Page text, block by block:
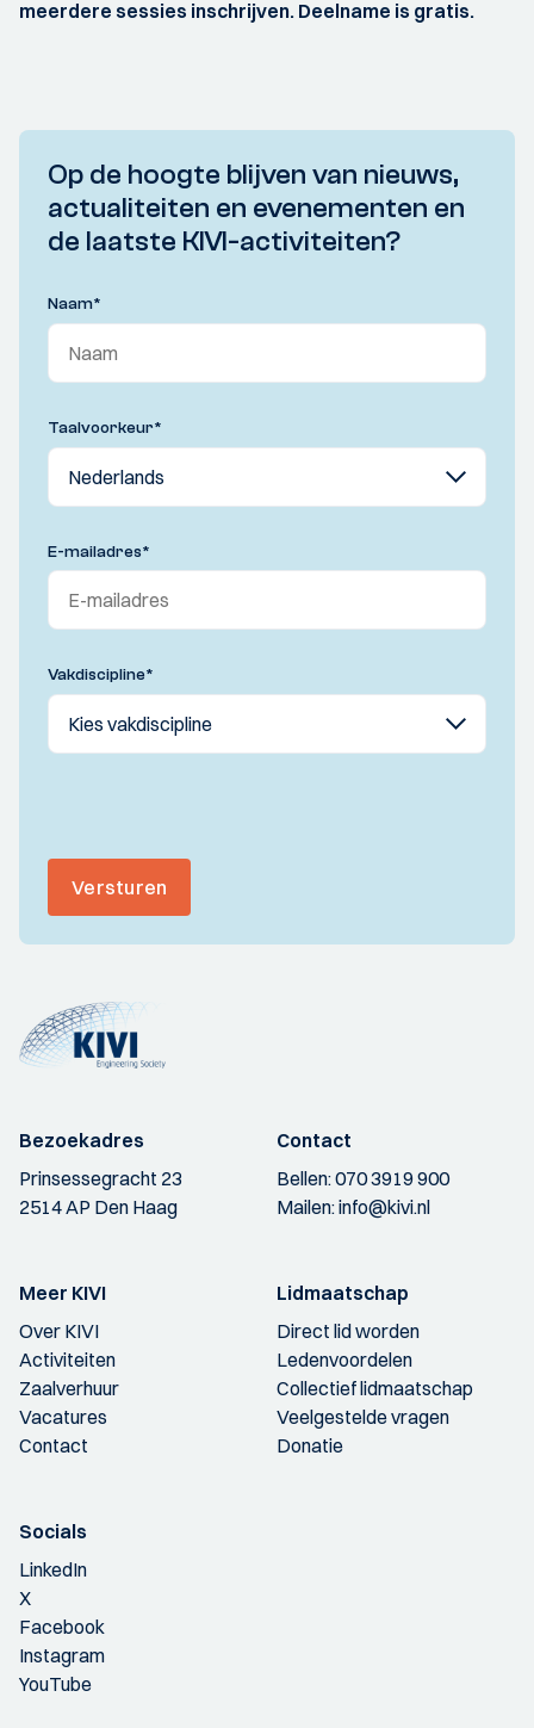
meerdere sessies inschrijven. Deelname is gratis.
Op de hoogte blijven van nieuws,
actualiteiten en evenementen en
de laatste KIVI-activiteiten?
Naam*
Taalvoorkeur*
E-mailadres*
Vakdiscipline*
Versturen
Bezoekadres
Prinsessegracht 23
2514 AP Den Haag
Contact
Bellen:070 3919 900
Mailen:info@kivi.nl
Meer KIVI
Over KIVI
Activiteiten
Zaalverhuur
Vacatures
Contact
Lidmaatschap
Direct lid worden
Ledenvoordelen
Collectief lidmaatschap
Veelgestelde vragen
Donatie
Socials
LinkedIn
X
Facebook
Instagram
YouTube